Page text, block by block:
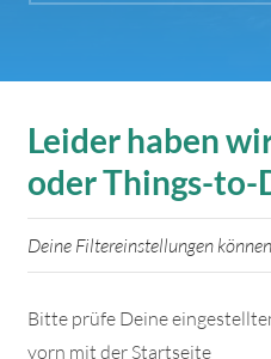
Leider haben
oder Things-to-
Deine Filtereinstellungen
Bitte prüfe Deine
vorn mit der Startseite